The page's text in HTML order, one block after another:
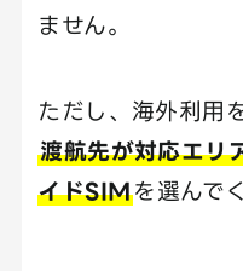
ません。
ただし、海外利用
渡航先が対応エリ
イドSIMを選んで